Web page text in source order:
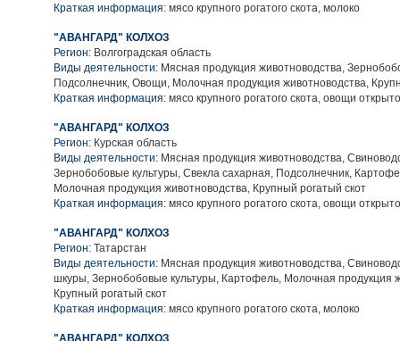
Краткая информация: мясо крупного рогатого скота, молоко
"АВАНГАРД" КОЛХОЗ
Регион: Волгоградская область
Виды деятельности: Мясная продукция животноводства,
Подсолнечник, Овощи, Молочная продукция животноводства,
Краткая информация: мясо крупного рогатого скота, овощи
"АВАНГАРД" КОЛХОЗ
Регион: Курская область
Виды деятельности: Мясная продукция животноводства,
Зернобобовые культуры, Свекла сахарная, Подсолнечник,
Молочная продукция животноводства, Крупный рогатый скот
Краткая информация: мясо крупного рогатого скота, овощи
"АВАНГАРД" КОЛХОЗ
Регион: Татарстан
Виды деятельности: Мясная продукция животноводства,
шкуры, Зернобобовые культуры, Картофель, Молочная продукция
Крупный рогатый скот
Краткая информация: мясо крупного рогатого скота, молоко
"АВАНГАРД" КОЛХОЗ